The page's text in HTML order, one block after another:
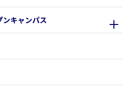
ンキャンパス